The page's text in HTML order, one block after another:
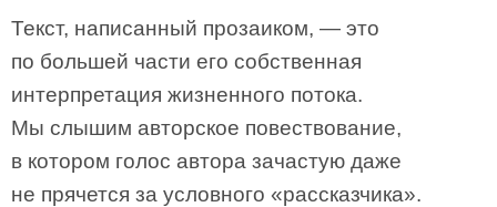
Текст, написанный прозаиком, — это
по большей части его собственная
интерпретация жизненного потока.
Мы слышим авторское повествование,
в котором голос автора зачастую даже
не прячется за условного «рассказчика».